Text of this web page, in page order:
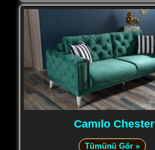
Camılo Chester
Tümünü Gör »